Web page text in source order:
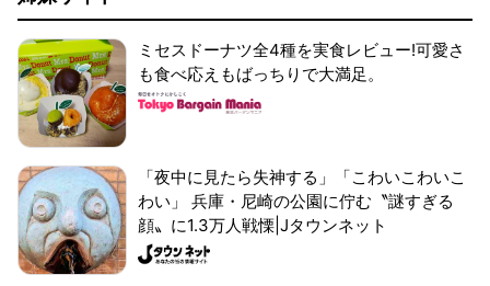
ミセスドーナツ全4種を実食レビュー!可愛さ
も食べ応えもばっちりで大満足。
「夜中に見たら失神する」「こわいこわいこ
わい」 兵庫・尼崎の公園に佇む〝謎すぎる
顔〟に1.3万人戦慄|Jタウンネット